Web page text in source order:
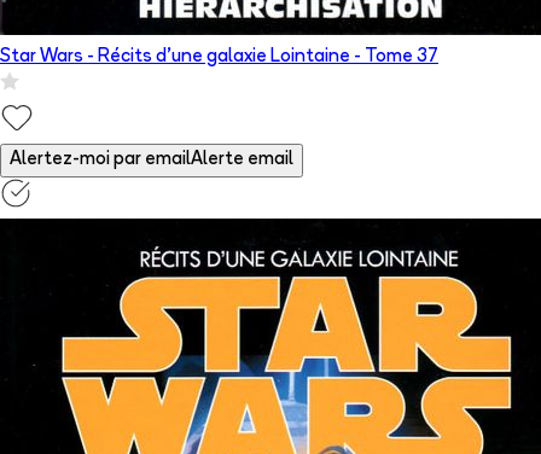
Star Wars - Récits d’une galaxie Lointaine - Tome 37
Alertez-moi par emailAlerte email